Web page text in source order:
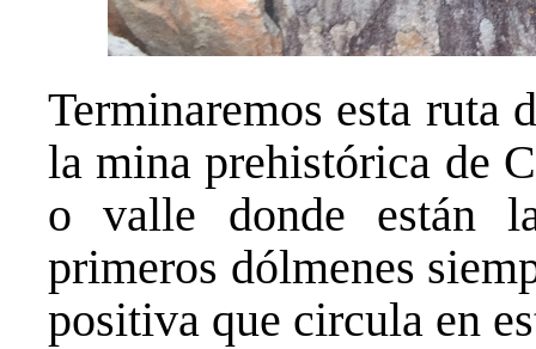
Terminaremos esta ruta
la mina prehistórica de
o valle donde están
primeros dólmenes
positiva que circula en